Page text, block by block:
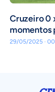
Cruzeiro 0
momentos
29/05/2025 ·